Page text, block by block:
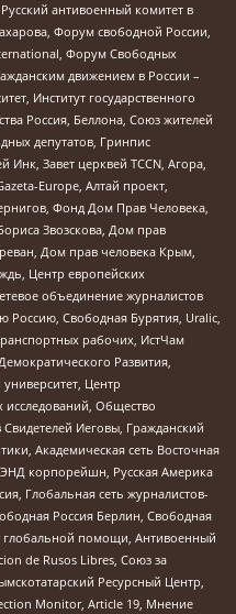
антивоенный комитет в
Форум свободной России,
Форум Свободных
движением в России –
Институт государственного
Россия, Беллона, Союз жителей
депутатов, Гринпис
Завет церквей TCCN, Агора,
Europe, Алтай проект,
Фонд Дом Прав Человека,
Звозскова, Дом прав
Дом прав человека Крым,
Центр европейских
объединение журналистов
Россию, Свободная Бурятия, Uralic,
рабочих, ИстЧам
Развития,
Центр
Общество
Иеговы, Гражданский
Академическая сеть Восточная
корпорейшн, Русская Америка
Глобальная сеть журналистов-
Россия Берлин, Свободная
глобальной помощи, Антивоенный
de Rusos Libres, Союз за
Ресурсный Центр,
Monitor, Article 19, Мнение